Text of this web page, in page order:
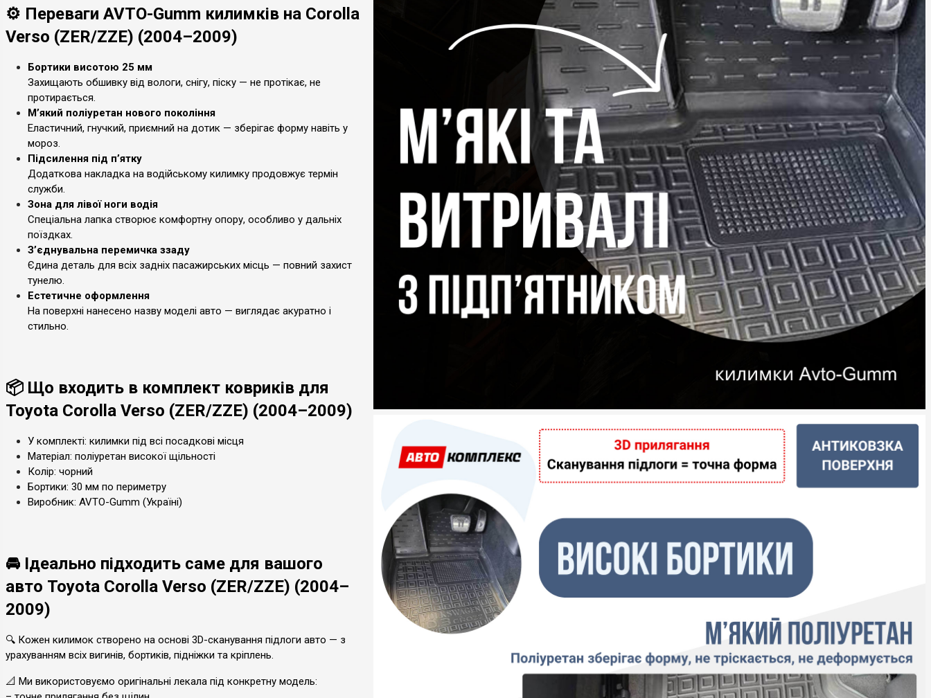
⚙️ Переваги AVTO-Gumm килимків на Corolla
Verso (ZER/ZZE) (2004–2009)
Бортики висотою 25 мм
Захищають обшивку від вологи, снігу, піску — не протікає, не
протирається.
М’який поліуретан нового покоління
Еластичний, гнучкий, приємний на дотик — зберігає форму навіть у
мороз.
Підсилення під п’ятку
Додаткова накладка на водійському килимку продовжує термін
служби.
Зона для лівої ноги водія
Спеціальна лапка створює комфортну опору, особливо у дальніх
поїздках.
З’єднувальна перемичка ззаду
Єдина деталь для всіх задніх пасажирських місць — повний захист
тунелю.
Естетичне оформлення
На поверхні нанесено назву моделі авто — виглядає акуратно і
стильно.
📦 Що входить в комплект ковриків для
Toyota Corolla Verso (ZER/ZZE) (2004–2009)
У комплекті: килимки під всі посадкові місця
Матеріал: поліуретан високої щільності
Колір: чорний
Бортики: 30 мм по периметру
Виробник: AVTO-Gumm (Україні)
🚘 Ідеально підходить саме для вашого
авто Toyota Corolla Verso (ZER/ZZE) (2004–
2009)
🔍 Кожен килимок створено на основі 3D-сканування підлоги авто — з
урахуванням всіх вигинів, бортиків, підніжки та кріплень.
📐 Ми використовуємо оригінальні лекала під конкретну модель: